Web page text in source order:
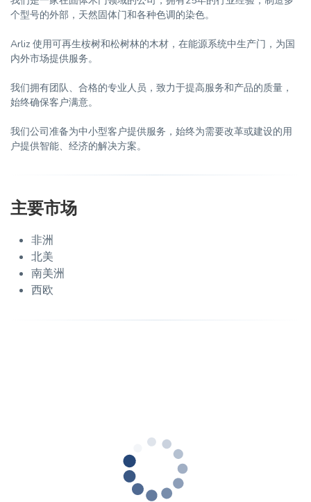
个型号的外部，天然固体门和各种色调的染色。
Arliz 使用可再生桉树和松树林的木材，在能源系统中生产门，为国
内外市场提供服务。
我们拥有团队、合格的专业人员，致力于提高服务和产品的质量，
始终确保客户满意。
我们公司准备为中小型客户提供服务，始终为需要改革或建设的用
户提供智能、经济的解决方案。
主要市场
非洲
北美
南美洲
西欧